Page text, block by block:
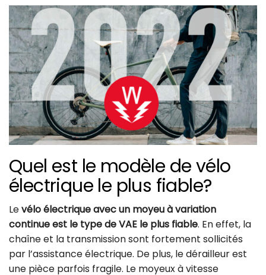
Quel est le modèle de vélo
électrique le plus fiable?
Levélo électrique avec un moyeu à variation
continue est le type de VAE le plus fiable. En effet, la
chaîne et la transmission sont fortement sollicités
par l’assistance électrique. De plus, le dérailleur est
une pièce parfois fragile. Le moyeux à vitesse